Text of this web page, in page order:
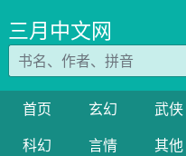
三月中文网
首页 玄幻 武侠
科幻
言情 其他